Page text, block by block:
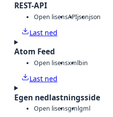
REST-API
Open lisensAPIjsonjson
Last ned
Atom Feed
Open lisensxmlbin
Last ned
Egen nedlastningsside
Open lisensgmlgml